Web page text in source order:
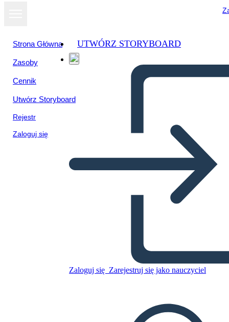
Strona Główna
Zasoby
Cennik
Utwórz Storyboard
Rejestr
Zaloguj się
UTWÓRZ STORYBOARD
Zaloguj się Zarejestruj się jako nauczyciel
Skopiuj tę scenorys
ODTWARZANIE POKAZU SLAJDÓW
Wyświetl jako
pokaz slajdów